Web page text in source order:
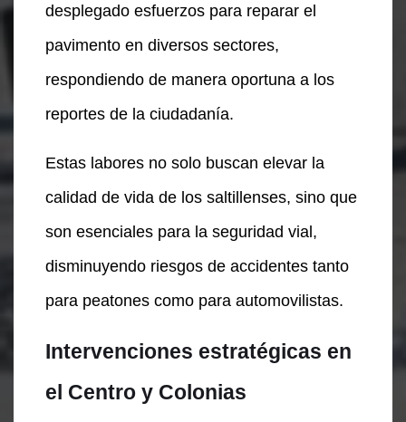
desplegado esfuerzos para reparar el
pavimento en diversos sectores,
respondiendo de manera oportuna a los
reportes de la ciudadanía.
Estas labores no solo buscan elevar la
calidad de vida de los saltillenses, sino que
son esenciales para la seguridad vial,
disminuyendo riesgos de accidentes tanto
para peatones como para automovilistas.
Intervenciones estratégicas en
el Centro y Colonias